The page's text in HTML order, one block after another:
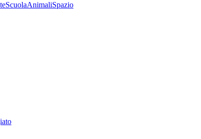
ScuolaAnimaliSpazio